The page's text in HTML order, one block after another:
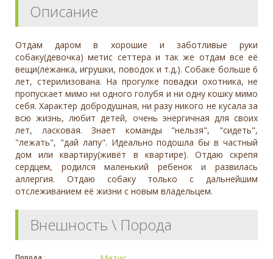
Описание
Отдам даром в хорошие и заботливые руки
собаку(девочка) метис сеттера и так же отдам все её
вещи(лежанка, игрушки, поводок и т.д.). Собаке больше 6
лет, стерилизована. На прогулке повадки охотника, не
пропускает мимо ни одного голубя и ни одну кошку мимо
себя. Характер добродушная, ни разу никого не кусала за
всю жизнь, любит детей, очень энергичная для своих
лет, ласковая. Знает команды "нельзя", "сидеть",
"лежать", "дай лапу". Идеально подошла бы в частный
дом или квартиру(живёт в квартире). Отдаю скрепя
сердцем, родился маленький ребенок и развилась
аллергия. Отдаю собаку только с дальнейшим
отслеживанием её жизни с новым владельцем.
Внешность \ Порода
Порода :